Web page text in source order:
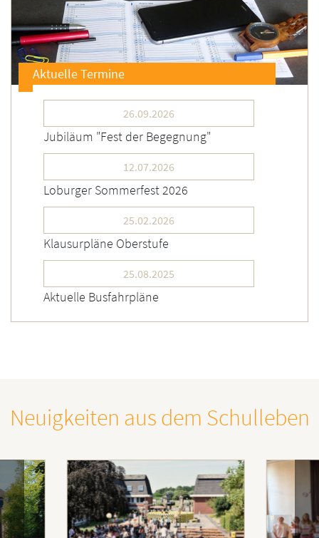
Aktuelle Termine
26.09.2026
Jubiläum "Fest der Begegnung"
12.07.2026
Loburger Sommerfest 2026
25.02.2026
Klausurpläne Oberstufe
25.08.2025
Aktuelle Busfahrpläne
Neuigkeiten aus dem Schulleben